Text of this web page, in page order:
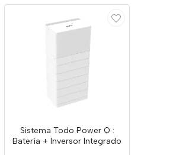
Sistema Todo Power Q :
Batería + Inversor Integrado